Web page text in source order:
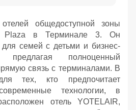
общедоступной зоны
Plaza в Терминале 3. Он
для семей с детьми и бизнес-
предлагая полноценный
связь с терминалами. В
тех, кто предпочитает
технологии, в
отель YOTELAIR,